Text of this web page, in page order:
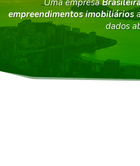
Uma empresa
empreendimentos imobiliários
dados